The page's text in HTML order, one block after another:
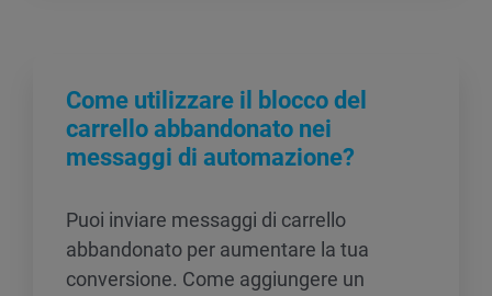
Come utilizzare il blocco del
carrello abbandonato nei
messaggi di automazione?
Puoi inviare messaggi di carrello
abbandonato per aumentare la tua
conversione. Come aggiungere un